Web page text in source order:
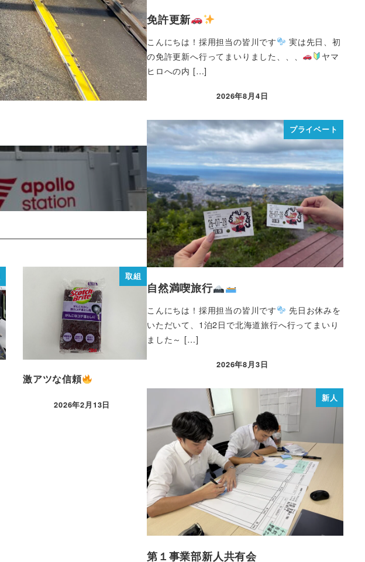
取組
激アツな信頼
2026年2月13日
免許更新
こんにちは！採用担当の皆川です
実は先日、初
の免許更新へ行ってまいりました、、、
ヤマ
ヒロへの内 […]
2026年8月4日
プライベート
自然満喫旅行
こんにちは！採用担当の皆川です
先日お休みを
いただいて、1泊2日で北海道旅行へ行ってまいり
ました～ […]
2026年8月3日
新人
第１事業部新人共有会